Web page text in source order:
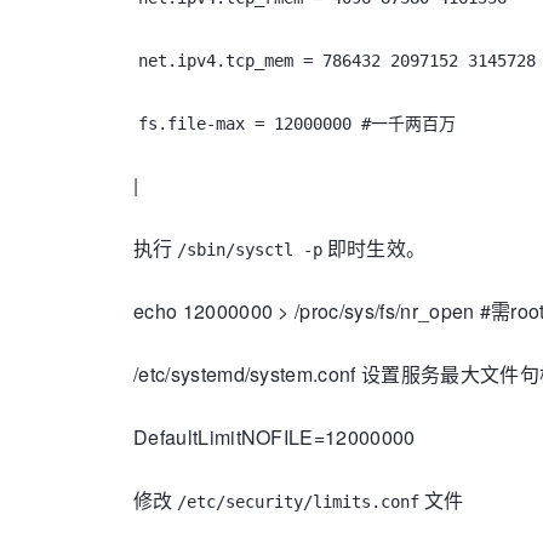
net.ipv4.tcp_mem = 786432 2097152 3145728
fs.file-max = 12000000 #一千两百万
|
执行 /sbin/sysctl -p 即时生效。
echo 12000000 > /proc/sys/fs/nr_open #需
/etc/systemd/system.conf 设置服务最大文件
DefaultLimitNOFILE=12000000
修改 /etc/security/limits.conf 文件